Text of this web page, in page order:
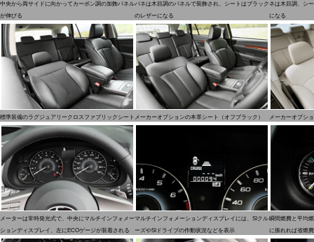
中央から両サイドに向かってカーボン調の加飾パネル
が伸びる
パネは木目調のパネルで装飾され、シートはブラック
のレザーになる
ネは木目調、シ
になる
標準装備のラグジュアリークロスファブリックシート メーカーオプションの本革シート（オフブラック） メーカーオプシ
メーターは常時発光式で、中央にマルチインフォメー
ションディスプレイ、左にECOゲージが装着される
マルチインフォメーションディスプレイには、SIクル
ーズやSIドライブの作動状況などを表示
瞬間燃費と平均
に振れれば省燃